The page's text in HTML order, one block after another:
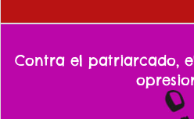
Contra el patriarcado,